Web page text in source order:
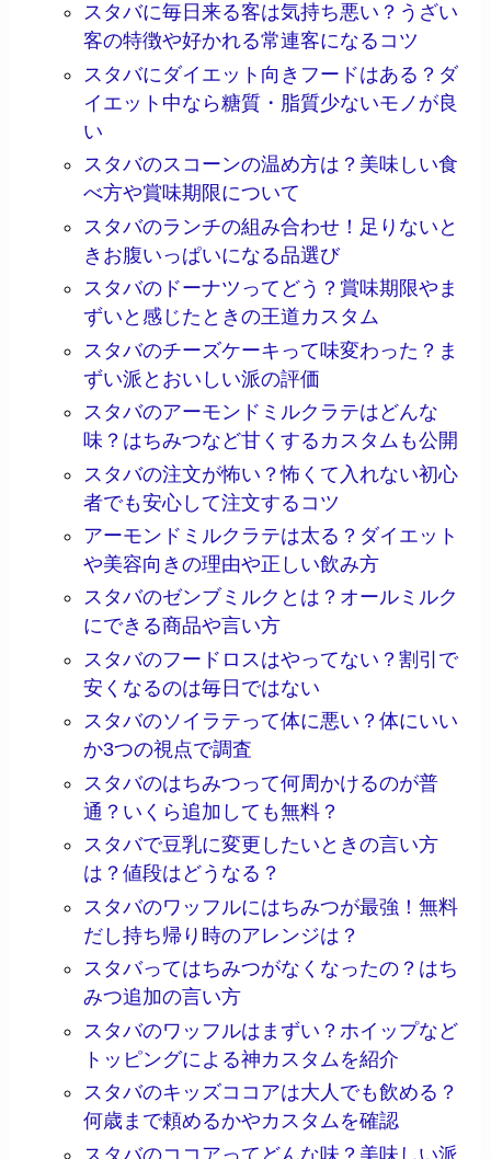
スタバに毎日来る客は気持ち悪い？うざい
客の特徴や好かれる常連客になるコツ
スタバにダイエット向きフードはある？ダ
イエット中なら糖質・脂質少ないモノが良
い
スタバのスコーンの温め方は？美味しい食
べ方や賞味期限について
スタバのランチの組み合わせ！足りないと
きお腹いっぱいになる品選び
スタバのドーナツってどう？賞味期限やま
ずいと感じたときの王道カスタム
スタバのチーズケーキって味変わった？ま
ずい派とおいしい派の評価
スタバのアーモンドミルクラテはどんな
味？はちみつなど甘くするカスタムも公開
スタバの注文が怖い？怖くて入れない初心
者でも安心して注文するコツ
アーモンドミルクラテは太る？ダイエット
や美容向きの理由や正しい飲み方
スタバのゼンブミルクとは？オールミルク
にできる商品や言い方
スタバのフードロスはやってない？割引で
安くなるのは毎日ではない
スタバのソイラテって体に悪い？体にいい
か3つの視点で調査
スタバのはちみつって何周かけるのが普
通？いくら追加しても無料？
スタバで豆乳に変更したいときの言い方
は？値段はどうなる？
スタバのワッフルにはちみつが最強！無料
だし持ち帰り時のアレンジは？
スタバってはちみつがなくなったの？はち
みつ追加の言い方
スタバのワッフルはまずい？ホイップなど
トッピングによる神カスタムを紹介
スタバのキッズココアは大人でも飲める？
何歳まで頼めるかやカスタムを確認
スタバのココアってどんな味？美味しい派